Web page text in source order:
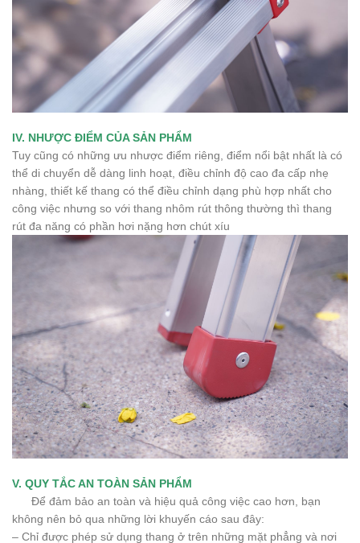
IV. NHƯỢC ĐIỂM CỦA SẢN PHẨM
Tuy cũng có những ưu nhược điểm riêng, điểm nổi bật nhất là có
thể di chuyển dễ dàng linh hoạt, điều chỉnh độ cao đa cấp nhẹ
nhàng, thiết kế thang có thể điều chỉnh dạng phù hợp nhất cho
công việc nhưng so với thang nhôm rút thông thường thì thang
rút đa năng có phần hơi nặng hơn chút xíu
V. QUY TẮC AN TOÀN SẢN PHẨM
Để đảm bảo an toàn và hiệu quả công việc cao hơn, bạn
không nên bỏ qua những lời khuyến cáo sau đây:
– Chỉ được phép sử dụng thang ở trên những mặt phẳng và nơi